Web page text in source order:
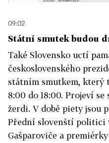
09:02
Státní smutek budou
Také Slovensko uctí
československého
státním smutkem, který
8:00 do 18:00. Projeví
žerdi. V době piety jsou
Přední slovenští politici
Gašparoviče a